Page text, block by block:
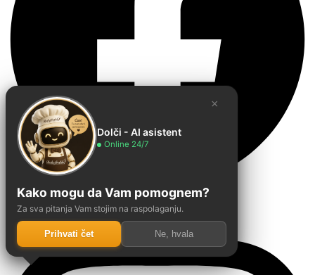
Instagram
×
Dolči - AI asistent
Online 24/7
Kako mogu da Vam pomognem?
Za sva pitanja Vam stojim na raspolaganju.
Prihvati čet Ne, hvala